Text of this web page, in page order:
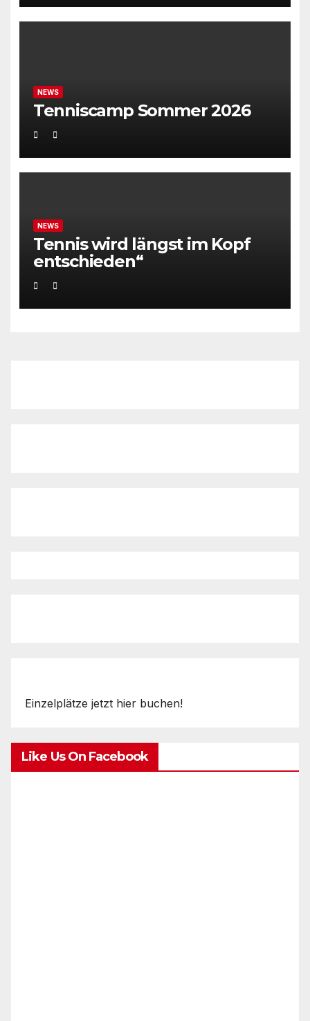
NEWS
Tenniscamp Sommer 2026
NEWS
Tennis wird längst im Kopf
entschieden“
Einzelplätze jetzt hier buchen!
Like Us On Facebook